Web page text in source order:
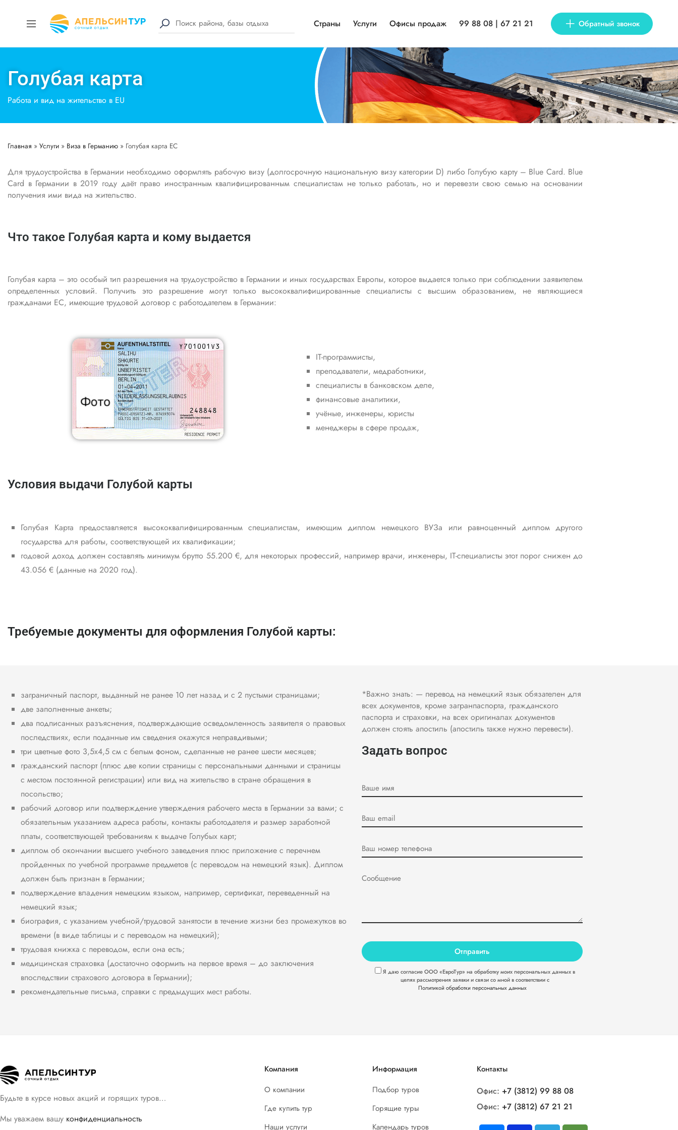
Страны Услуги Офисы продаж 99 88 08 | 67 21 21 Обратный звонок
Голубая карта
Работа и вид на жительство в EU
Главная » Услуги » Виза в Германию » Голубая карта EC
Для трудоустройства в Германии необходимо оформлять рабочую визу (долгосрочную национальную визу категории D) либо Голубую карту – Blue Card. Blue
Card в Германии в 2019 году даёт право иностранным квалифицированным специалистам не только работать, но и перевезти свою семью на основании
получения ими вида на жительство.
Что такое Голубая карта и кому выдается
Голубая карта – это особый тип разрешения на трудоустройство в Германии и иных государствах Европы, которое выдается только при соблюдении заявителем
определенных условий. Получить это разрешение могут только высококвалифицированные специалисты с высшим образованием, не являющиеся
гражданами ЕС, имеющие трудовой договор с работодателем в Германии:
IT-программисты,
преподаватели, медработники,
специалисты в банковском деле,
финансовые аналитики,
учёные, инженеры, юристы
менеджеры в сфере продаж,
Условия выдачи Голубой карты
Голубая Карта предоставляется высококвалифицированным специалистам, имеющим диплом немецкого ВУЗа или равноценный диплом другого
государства для работы, соответствующей их квалификации;
годовой доход должен составлять минимум брутто 55.200 €, для некоторых профессий, например врачи, инженеры, IT-специалисты этот порог снижен до
43.056 € (данные на 2020 год).
Требуемые документы для оформления Голубой карты:
заграничный паспорт, выданный не ранее 10 лет назад и с 2 пустыми страницами;
две заполненные анкеты;
два подписанных разъяснения, подтверждающие осведомленность заявителя о правовых
последствиях, если поданные им сведения окажутся неправдивыми;
три цветные фото 3,5х4,5 см с белым фоном, сделанные не ранее шести месяцев;
гражданский паспорт (плюс две копии страницы с персональными данными и страницы
с местом постоянной регистрации) или вид на жительство в стране обращения в
посольство;
рабочий договор или подтверждение утверждения рабочего места в Германии за вами; с
обязательным указанием адреса работы, контакты работодателя и размер заработной
платы, соответствующей требованиям к выдаче Голубых карт;
диплом об окончании высшего учебного заведения плюс приложение с перечнем
пройденных по учебной программе предметов (с переводом на немецкий язык). Диплом
должен быть признан в Германии;
подтверждение владения немецким языком, например, сертификат, переведенный на
немецкий язык;
биография, с указанием учебной/трудовой занятости в течение жизни без промежутков во
времени (в виде таблицы и с переводом на немецкий);
трудовая книжка с переводом, если она есть;
медицинская страховка (достаточно оформить на первое время – до заключения
впоследствии страхового договора в Германии);
рекомендательные письма, справки с предыдущих мест работы.
*Важно знать: — перевод на немецкий язык обязателен для
всех документов, кроме загранпаспорта, гражданского
паспорта и страховки, на всех оригиналах документов
должен стоять апостиль (апостиль также нужно перевести).
Задать вопрос
Я даю согласие ООО «ЕвроТур» на обработку моих персональных данных в
целях рассмотрения заявки и связи со мной в соответствии с
Политикой обработки персональных данных
Будьте в курсе новых акций и горящих туров…
Мы уважаем вашу конфиденциальность
Компания
О компании
Где купить тур
Наши услуги
Информация
Подбор туров
Горящие туры
Календарь туров
Контакты
Офис: +7 (3812) 99 88 08
Офис: +7 (3812) 67 21 21